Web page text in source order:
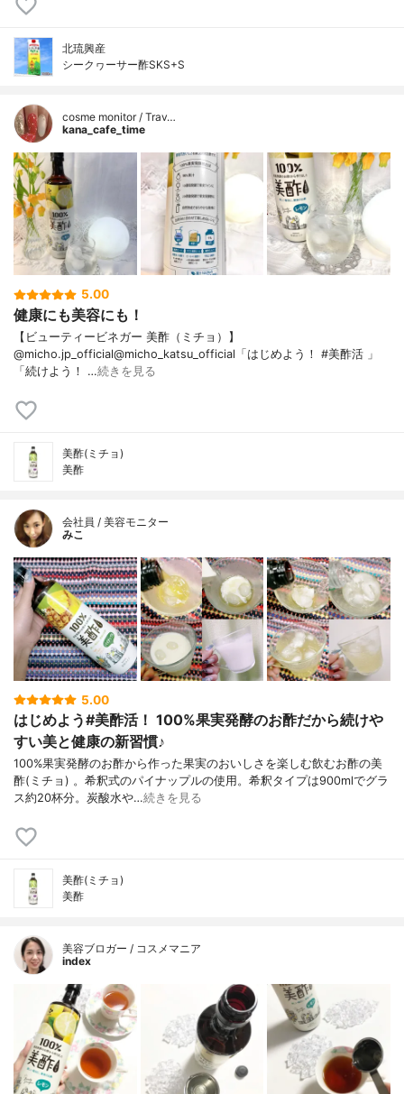
北琉興産
シークヮーサー酢SKS+S
cosme monitor / Trav…
kana_cafe_time
5.00
健康にも美容にも！
【ビューティービネガー 美酢（ミチョ）】
@micho.jp_official@micho_katsu_official「はじめよう！ #美酢活 」
「続けよう！ …続きを見る
美酢(ミチョ)
美酢
会社員 / 美容モニター
みこ
5.00
はじめよう#美酢活！ 100%果実発酵のお酢だから続けや
すい美と健康の新習慣♪
100%果実発酵のお酢から作った果実のおいしさを楽しむ飲むお酢の美
酢(ミチョ) 。希釈式のパイナップルの使用。希釈タイプは900mlでグラ
ス約20杯分。炭酸水や…続きを見る
美酢(ミチョ)
美酢
美容ブロガー / コスメマニア
index